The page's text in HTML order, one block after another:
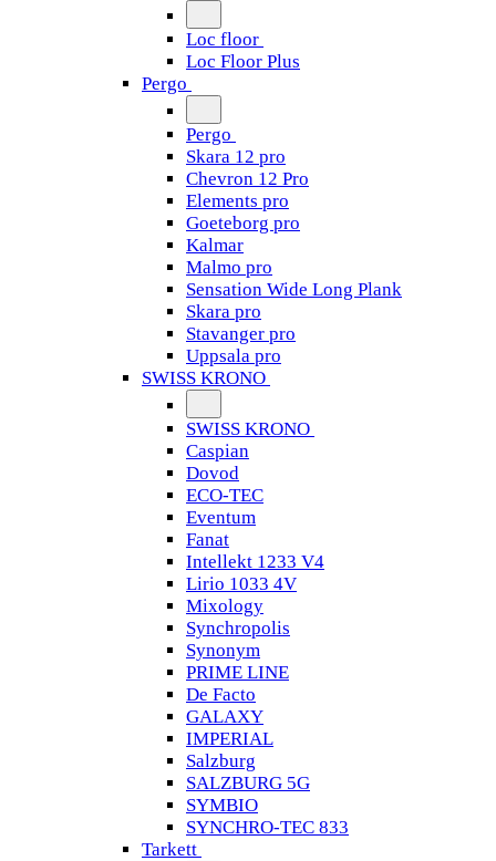
Loc floor
Loc Floor Plus
Pergo
Pergo
Skara 12 pro
Chevron 12 Pro
Elements pro
Goeteborg pro
Kalmar
Malmo pro
Sensation Wide Long Plank
Skara pro
Stavanger pro
Uppsala pro
SWISS KRONO
SWISS KRONO
Caspian
Dovod
ECO-TEC
Eventum
Fanat
Intellekt 1233 V4
Lirio 1033 4V
Mixology
Synchropolis
Synonym
PRIME LINE
De Facto
GALAXY
IMPERIAL
Salzburg
SALZBURG 5G
SYMBIO
SYNCHRO-TEC 833
Tarkett